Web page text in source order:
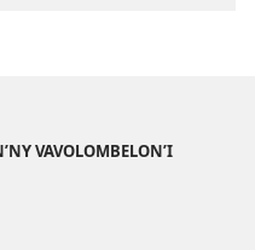
VAVOLOMBELON’I